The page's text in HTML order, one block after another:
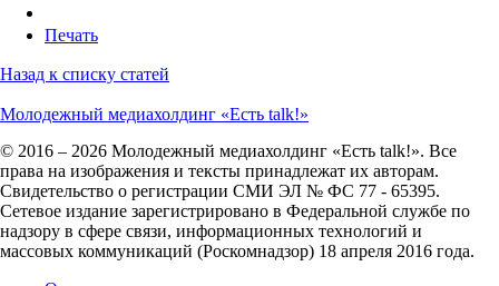
Печать
Назад к списку статей
Молодежный медиахолдинг «Есть talk!»
© 2016 – 2026 Молодежный медиахолдинг «Есть talk!». Все
права на изображения и тексты принадлежат их авторам.
Свидетельство о регистрации СМИ ЭЛ № ФС 77 - 65395.
Сетевое издание зарегистрировано в Федеральной службе по
надзору в сфере связи, информационных технологий и
массовых коммуникаций (Роскомнадзор) 18 апреля 2016 года.